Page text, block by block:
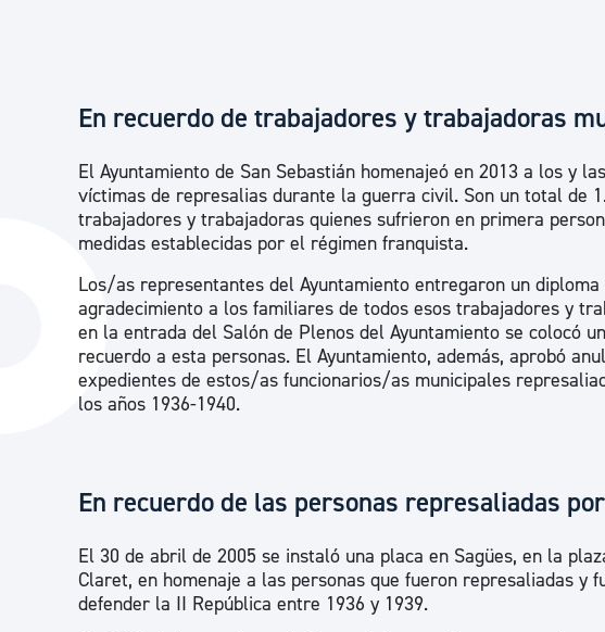
Deporte
La ciudad
La ciudad ahora
Descubre la ciudad
Actualidad
Noticias
En recuerdo de trabajadores y trabajadoras
El Ayuntamiento de San Sebastián homenajeó en 2013 a los y
víctimas de represalias durante la guerra civil. Son un total de
trabajadores y trabajadoras quienes sufrieron en primera
medidas establecidas por el régimen franquista.
Los/as representantes del Ayuntamiento entregaron un diploma
agradecimiento a los familiares de todos esos trabajadores y
en la entrada del Salón de Plenos del Ayuntamiento se colocó
recuerdo a esta personas. El Ayuntamiento, además, aprobó
expedientes de estos/as funcionarios/as municipales
los años 1936-1940.
En recuerdo de las personas represaliadas
El 30 de abril de 2005 se instaló una placa en Sagües, en la
Claret, en homenaje a las personas que fueron represaliadas y
defender la II República entre 1936 y 1939.